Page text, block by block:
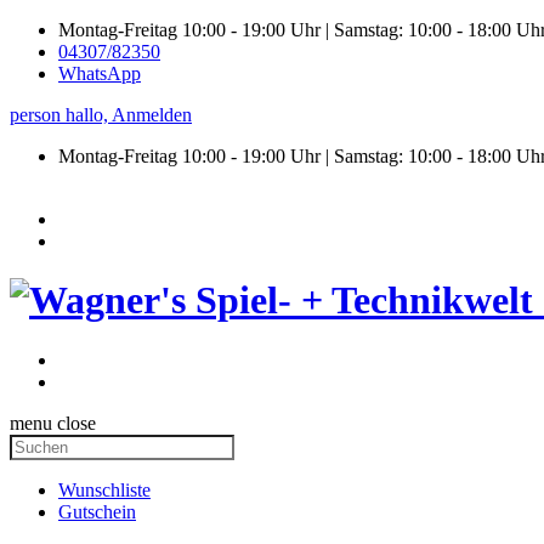
Montag-Freitag 10:00 - 19:00 Uhr | Samstag: 10:00 - 18:00
04307/82350
WhatsApp
person hallo, Anmelden
Montag-Freitag 10:00 - 19:00 Uhr | Samstag: 10:00 - 18:00
menu close
Wunschliste
Gutschein